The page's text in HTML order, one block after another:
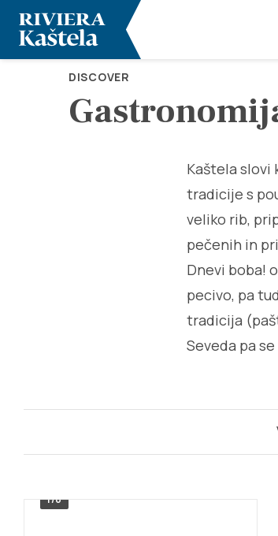
DISCOVER
Kaštela slovi
tradicije s
veliko rib,
pečenih in
Dnevi boba!
pecivo, pa
tradicija
Seveda pa
1/8